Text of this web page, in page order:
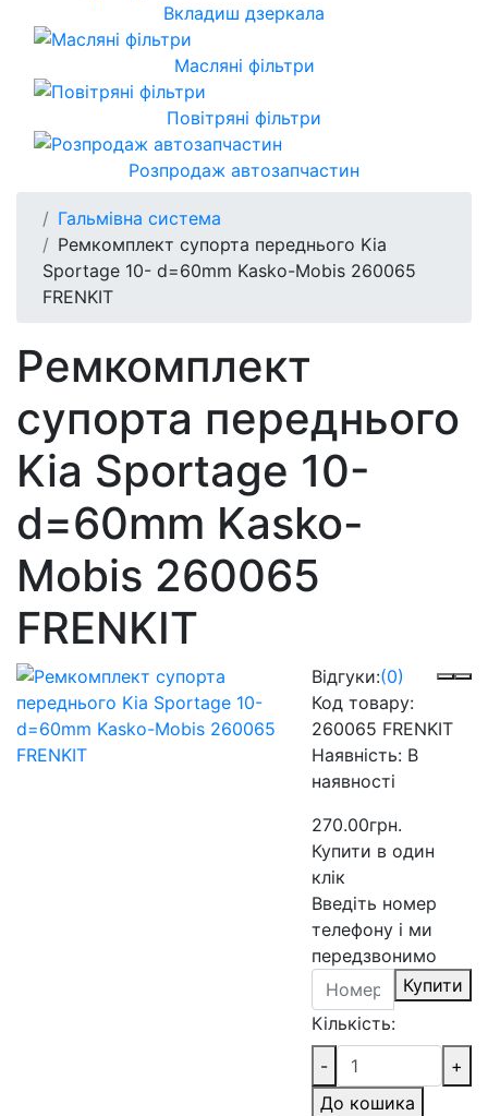
Вкладиш дзеркала
Масляні фільтри
Повітряні фільтри
Розпродаж автозапчастин
Гальмівна система
Ремкомплект супорта переднього Kia
Sportage 10- d=60mm Kasko-Mobis 260065
FRENKIT
Ремкомплект
супорта переднього
Kia Sportage 10-
d=60mm Kasko-
Mobis 260065
FRENKIT
Відгуки:(0)
Код товару:
260065 FRENKIT
Наявність: В
наявності
270.00грн.
Купити в один
клік
Введіть номер
телефону і ми
передзвонимо
Купити
Кількість:
-
+
До кошика